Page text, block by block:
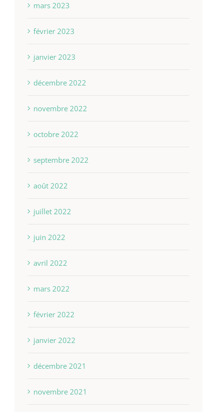
mars 2023
février 2023
janvier 2023
décembre 2022
novembre 2022
octobre 2022
septembre 2022
août 2022
juillet 2022
juin 2022
avril 2022
mars 2022
février 2022
janvier 2022
décembre 2021
novembre 2021